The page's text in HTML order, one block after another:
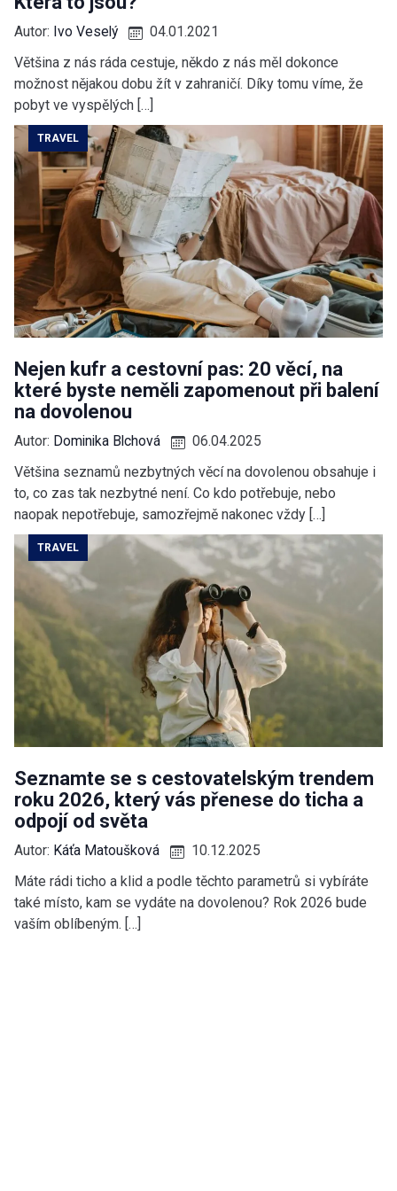
Autor: Ivo Veselý
04.01.2021
Většina z nás ráda cestuje, někdo z nás měl dokonce
možnost nějakou dobu žít v zahraničí. Díky tomu víme, že
pobyt ve vyspělých […]
TRAVEL
Nejen kufr a cestovní pas: 20 věcí, na
které byste neměli zapomenout při balení
na dovolenou
Autor: Dominika Blchová
06.04.2025
Většina seznamů nezbytných věcí na dovolenou obsahuje i
to, co zas tak nezbytné není. Co kdo potřebuje, nebo
naopak nepotřebuje, samozřejmě nakonec vždy […]
TRAVEL
Seznamte se s cestovatelským trendem
roku 2026, který vás přenese do ticha a
odpojí od světa
Autor: Káťa Matoušková
10.12.2025
Máte rádi ticho a klid a podle těchto parametrů si vybíráte
také místo, kam se vydáte na dovolenou? Rok 2026 bude
vaším oblíbeným. […]